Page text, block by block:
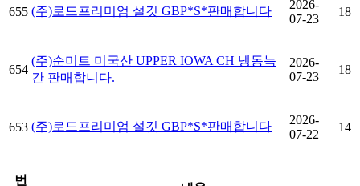
655 (주)로드프리미엄 설깃 GBP*S*판매합니다
2026-
07-23
18
654
(주)순미트 미국산 UPPER IOWA CH 냉동늑
간 판매합니다.
2026-
07-23
18
653 (주)로드프리미엄 설깃 GBP*S*판매합니다
2026-
07-22
14
번